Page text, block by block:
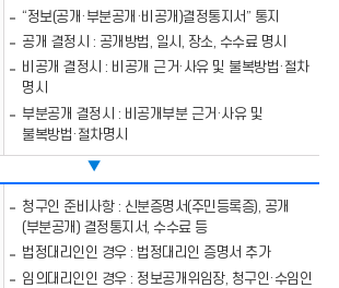
“정보(공개·부분공개·비공개)결정통지서” 통지
공개 결정시 : 공개방법, 일시, 장소, 수수료 명시
비공개 결정시 : 비공개 근거·사유 및 불복방법·절차
명시
부분공개 결정시 : 비공개부분 근거·사유 및
불복방법·절차명시
▼
청구인 준비사항 : 신분증명서(주민등록증), 공개
(부분공개) 결정통지서, 수수료 등
법정대리인인 경우 : 법정대리인 증명서 추가
임의대리인인 경우 : 정보공개위임장, 청구인·수임인